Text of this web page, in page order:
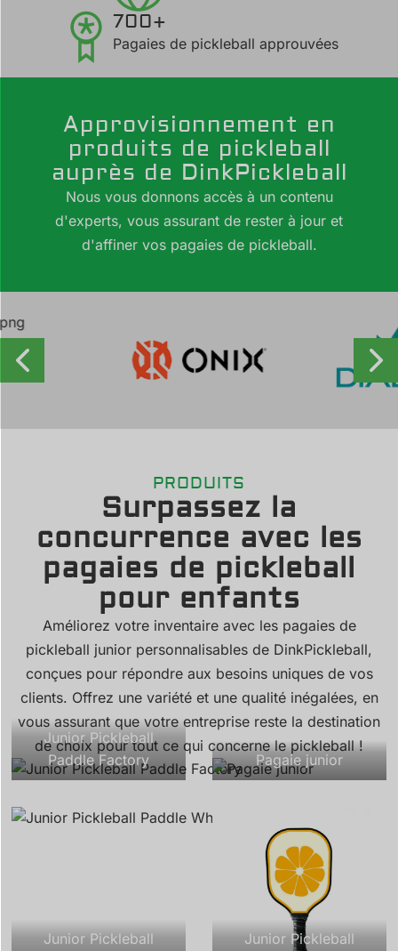
700+
Pagaies de pickleball approuvées
Approvisionnement en
produits de pickleball
auprès de DinkPickleball
Nous vous donnons accès à un contenu
d'experts, vous assurant de rester à jour et
d'affiner vos pagaies de pickleball.
PRODUITS
Surpassez la
concurrence avec les
pagaies de pickleball
pour enfants
Améliorez votre inventaire avec les pagaies de
pickleball junior personnalisables de DinkPickleball,
conçues pour répondre aux besoins uniques de vos
clients. Offrez une variété et une qualité inégalées, en
vous assurant que votre entreprise reste la destination
de choix pour tout ce qui concerne le pickleball !
Junior Pickleball
Paddle Factory
Pagaie junior
Junior Pickleball
Junior Pickleball